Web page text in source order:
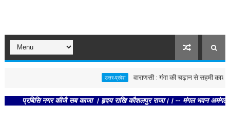
उत्तर-प्रदेश वाराणसी : गंगा की चढ़ान से सहमी काशी : छूने
प्रबिसि नगर कीजै सब काजा । हृदय राखि कौशलपुर राजा।। -- मंगल भवन अमंगल